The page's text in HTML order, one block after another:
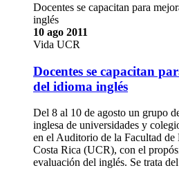
Docentes se capacitan para
inglés
10 ago 2011
Vida UCR
Docentes se capacitan
del idioma inglés
Del 8 al 10 de agosto un grupo
inglesa de universidades y
en el Auditorio de la Facultad
Costa Rica (UCR), con el
evaluación del inglés. Se trata